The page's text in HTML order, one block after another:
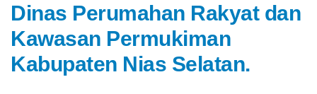
Dinas Perumahan Rakyat dan
Kawasan Permukiman
Kabupaten Nias Selatan.